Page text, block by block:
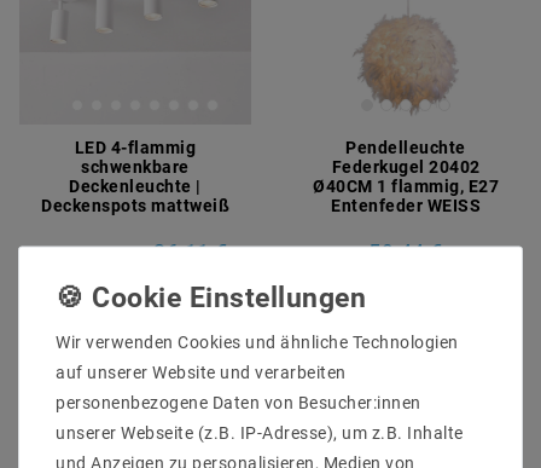
LED 4-flammig
schwenkbare
Deckenleuchte |
Deckenspots mattweiß
UVP 30,28 € 26,11 €
Pendelleuchte
Federkugel 20402
Ø40CM 1 flammig, E27
Entenfeder WEISS
59,44 €
Wir verwenden Cookies und ähnliche Technologien
auf unserer Website und verarbeiten
personenbezogene Daten von Besucher:innen
unserer Webseite (z.B. IP-Adresse), um z.B. Inhalte
und Anzeigen zu personalisieren, Medien von